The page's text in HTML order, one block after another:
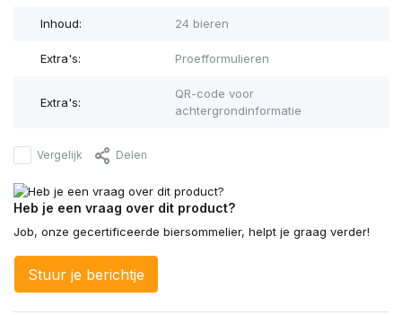
Inhoud: 24 bieren
Extra's: Proefformulieren
Extra's:
QR-code voor
achtergrondinformatie
Vergelijk Delen
Heb je een vraag over dit product?
Job, onze gecertificeerde biersommelier, helpt je graag verder!
Stuur je berichtje